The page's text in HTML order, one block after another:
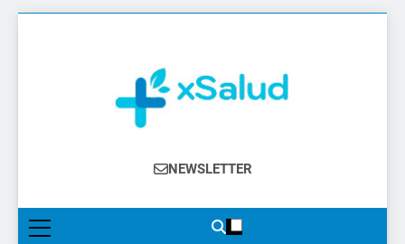
XSalud
Noticias Del Sector Salud. Congresos Y
Farmacéutica, Atención Primaria,
Especialistas, Farmacia, Etc…
NEWSLETTER